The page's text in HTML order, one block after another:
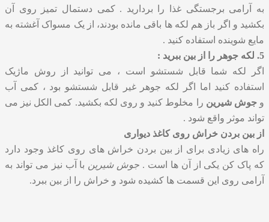
به آرامی برجستگی غذا را بردارید . کمی دستمال تمیز روی آن
بکشید و اگر باز هم لکه ها باقی مانده بودند، از یک مسواک آغشته به
مایع شوینده استفاده کنید .
5. لکه جوهر را از بین ببرید :
اگر لکه شما قابل شستشو است ، می توانید از روش ماژیک
استفاده کنید اما اگر لکه جوهر غیر قابل شستشو بود ، کمی آب
وجوش شیرین را مخلوط کنید و روی لکه بکشید. کمی الکل نیز می
تواند موثر واقع شود .
از بین بردن خراش روی کاغذ دیواری
راه های زیادی برای از بین بردن خراش های روی کاغذ وجود دارد
که پاک کن یکی از آن ها است . جوش شیرین با آب نیز می تواند به
آرامی روی این قسمت ها کشیده شود و خراش را از بین ببرد.